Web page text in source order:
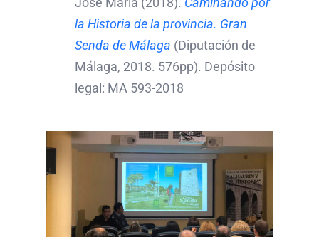
la Historia de la provincia. Gran
Senda de Málaga (Diputación de
Málaga, 2018. 576pp). Depósito
legal: MA 593-2018